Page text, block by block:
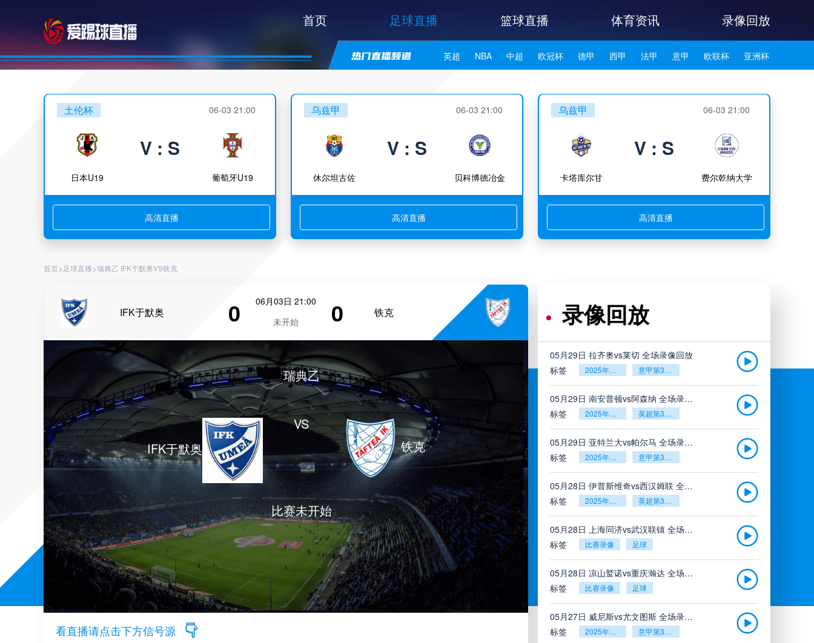
首页 足球直播 篮球直播 体育资讯 录像回放
英超 NBA 中超 欧冠杯 德甲 西甲 法甲 意甲 欧联杯 亚洲杯
土伦杯 06-03 21:00
日本U19
V : S
葡萄牙U19
高清直播
乌兹甲 06-03 21:00
休尔坦古佐
V : S
贝科博德冶金
高清直播
乌兹甲 06-03 21:00
卡塔库尔甘
V : S
费尔乾纳大学
高清直播
首页> 足球直播>瑞典乙 IFK于默奥VS铁克
IFK于默奥 0
06月03日 21:00
未开始
0 铁克
IFK于默奥
瑞典乙
VS
比赛未开始
铁克
看直播请点击下方信号源
录像回放
05月29日 拉齐奥vs莱切 全场录像回放
标签
2025年5月26日 意甲第38轮
05月29日 南安普顿vs阿森纳 全场录像回放
标签
2025年5月26日 英超第38轮
05月29日 亚特兰大vs帕尔马 全场录像回放
标签
2025年5月26日 意甲第38轮
05月28日 伊普斯维奇vs西汉姆联 全场录像回放
标签
2025年5月26日 英超第38轮
05月28日 上海同济vs武汉联镇 全场录像
标签
比赛录像 足球
05月28日 凉山鹫诺vs重庆瀚达 全场录像
标签
比赛录像 足球
05月27日 威尼斯vs尤文图斯 全场录像回放
标签
2025年5月26日 意甲第38轮